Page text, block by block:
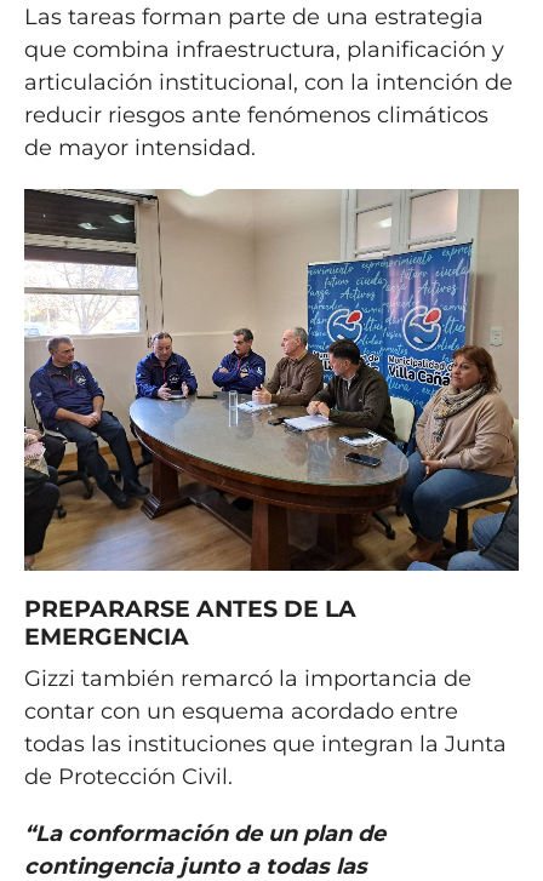
Las tareas forman parte de una estrategia
que combina infraestructura, planificación y
articulación institucional, con la intención de
reducir riesgos ante fenómenos climáticos
de mayor intensidad.
PREPARARSE ANTES DE LA
EMERGENCIA
Gizzi también remarcó la importancia de
contar con un esquema acordado entre
todas las instituciones que integran la Junta
de Protección Civil.
“La conformación de un plan de
contingencia junto a todas las